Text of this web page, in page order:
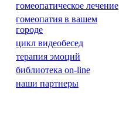
гомеопатическое лечение
гомеопатия в вашем
городе
цикл видеобесед
терапия эмоций
библиотека on-line
наши партнеры